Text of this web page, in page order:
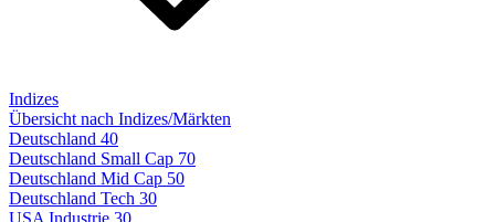
Indizes
Übersicht nach Indizes/Märkten
Deutschland 40
Deutschland Small Cap 70
Deutschland Mid Cap 50
Deutschland Tech 30
USA Industrie 30